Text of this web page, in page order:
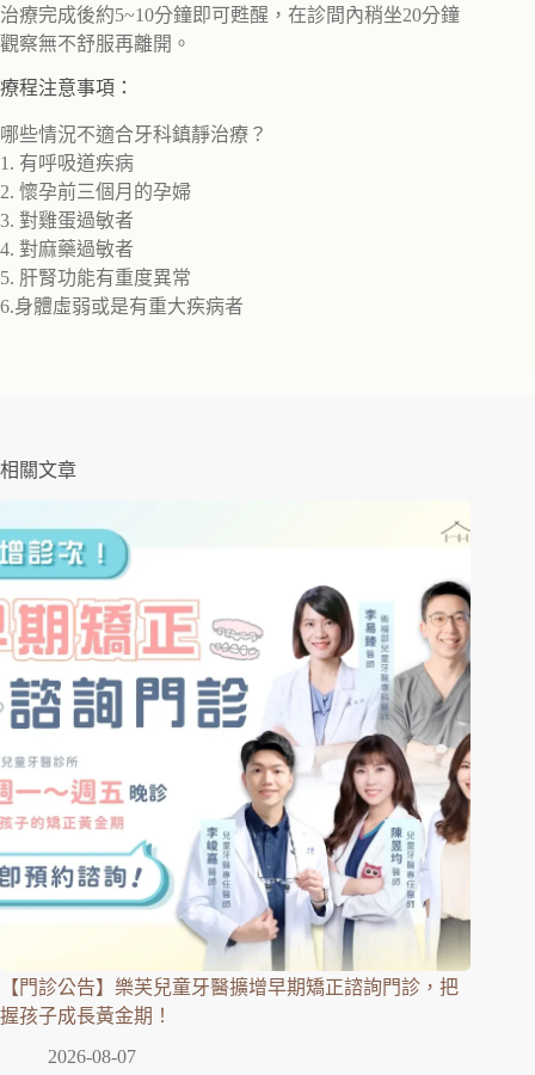
治療完成後約5~10分鐘即可甦醒，在診間內稍坐20分鐘
觀察無不舒服再離開。
療程注意事項：
哪些情況不適合牙科鎮靜治療？
1. 有呼吸道疾病
2. 懷孕前三個月的孕婦
3. 對雞蛋過敏者
4. 對麻藥過敏者
5. 肝腎功能有重度異常
6.身體虛弱或是有重大疾病者
相關文章
【門診公告】樂芙兒童牙醫擴增早期矯正諮詢門診，把
握孩子成長黃金期！
2026-08-07